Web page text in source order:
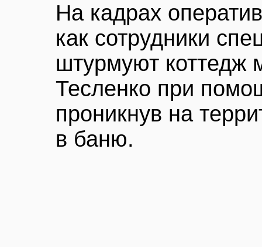
На кадрах
как сотрудники
штурмуют коттедж
Тесленко при
проникнув на
в баню.